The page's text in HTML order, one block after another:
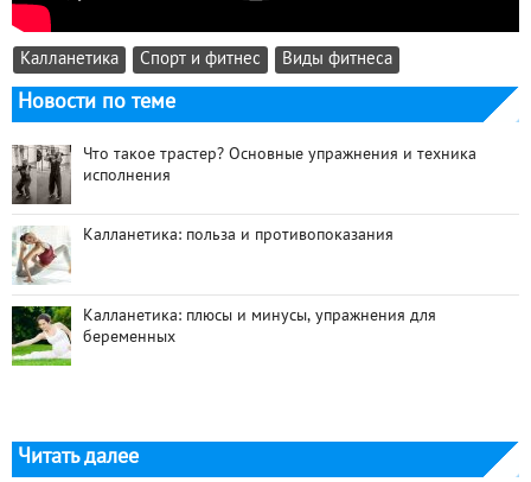
Калланетика Спорт и фитнес Виды фитнеса
Новости по теме
Что такое трастер? Основные упражнения и техника
исполнения
Калланетика: польза и противопоказания
Калланетика: плюсы и минусы, упражнения для
беременных
Читать далее